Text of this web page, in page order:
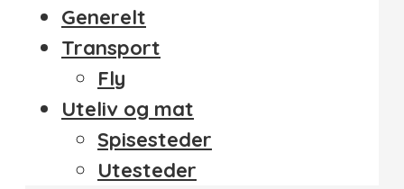
Generelt
Transport
Fly
Uteliv og mat
Spisesteder
Utesteder